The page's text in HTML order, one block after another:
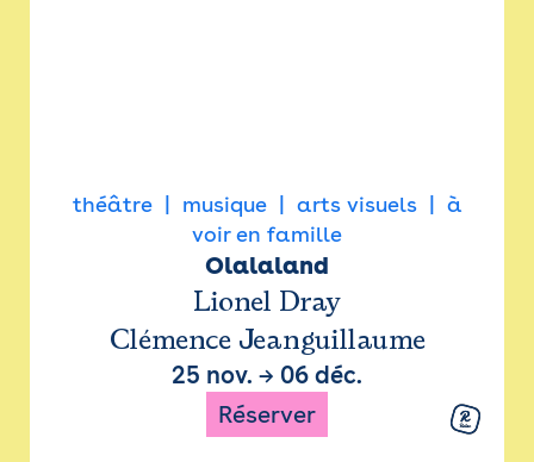
théâtre musique arts visuels
à
voir en famille
Olalaland
Lionel Dray
Clémence Jeanguillaume
25 nov. → 06 déc.
Réserver